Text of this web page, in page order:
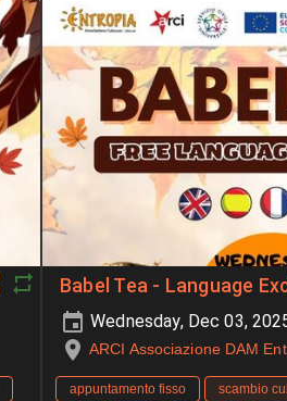
Babel Tea - Language
Wednesday, Dec 03,
ARCI Associazione DAM
appuntamento fisso scambio